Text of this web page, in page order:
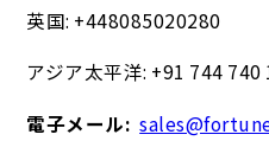
英国: +448085020280
アジア太平洋: +91 744 740
電子メール: